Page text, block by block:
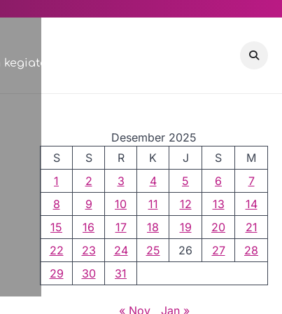
sosial di
Desember 2025
S
S R K J S
M
1
2 3 4 5 6
7
8
9 10 11 12 13
14
15
16 17 18 19 20
21
22
23 24 25 26 27
28
29
30 31
« Nov Jan »